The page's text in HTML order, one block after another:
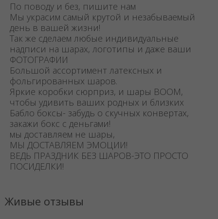
По поводу и без, пишите нам
Мы украсим самый крутой и незабываемый
день в вашей жизни!
Так же сделаем любые индивидуальные
надписи на шарах, логотипы и даже ваши
ФОТОГРАФИИ
Большой ассортимент латексных и
фольгированных шаров.
Яркие коробки сюрприз, и шары BOOM,
чтобы удивить ваших родных и близких
Бабло боксы- забудь о скучных конвертах,
закажи бокс с деньгами!
мы доставляем не шары,
МЫ ДОСТАВЛЯЕМ ЭМОЦИИ!
ВЕДЬ ПРАЗДНИК БЕЗ ШАРОВ-ЭТО ПРОСТО
ПОСИДЕЛКИ!
Живые отзывы